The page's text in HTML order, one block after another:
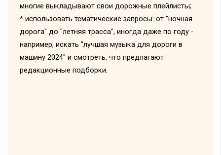
многие выкладывают свои дорожные плейлисты;
* использовать тематические запросы: от "ночная
дорога" до "летняя трасса", иногда даже по году -
например, искать "лучшая музыка для дороги в
машину 2024" и смотреть, что предлагают
редакционные подборки.